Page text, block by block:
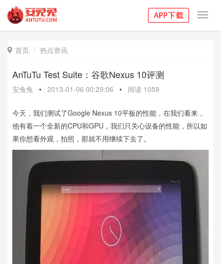
 首页 热点资讯
AnTuTu Test Suite：谷歌Nexus 10评测
安兔兔 • 2013-01-06 00:29:06 • 阅读 1059
今天，我们测试了Google Nexus 10平板的性能，在我们看来，
他有着一个全新的CPU和GPU，我们只关心设备的性能，所以如
果你想看外观，拍照，那就不用继续下去了。